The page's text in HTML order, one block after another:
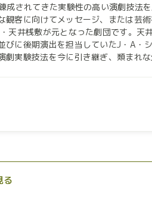
されてきた実験性の高い演劇技法
客に向けてメッセージ、または芸
井桟敷が元となった劇団です。天
に後期演出を担当していたJ・A・
実験技法を今に引き継ぎ、類まれ
す。 私たちは、寺山修司氏の残し
興味を持ってもらいたいという想い
る